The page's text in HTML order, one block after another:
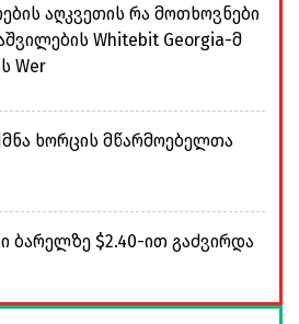
აღკვეთის რა მოთხოვნები
Whitebit Georgia-მ
Wer
ხორცის მწარმოებელთა
ბარელზე $2.40-ით გაძვირდა